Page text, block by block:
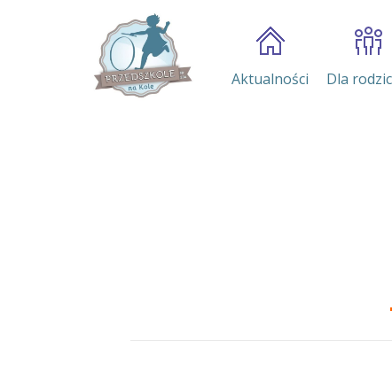
Aktualności Dla